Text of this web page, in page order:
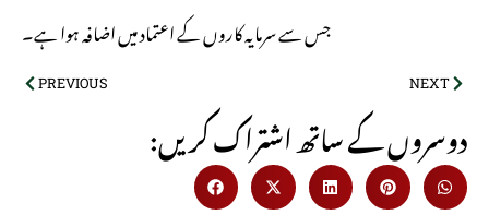
جس سے سرمایہ کاروں کے اعتماد میں اضافہ ہوا ہے۔
PREVIOUS NEXT
:دوسروں کے ساتھ اشتراک کریں